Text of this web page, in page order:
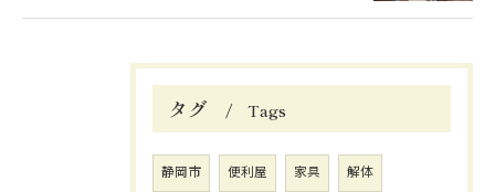
タグ Tags
静岡市 便利屋 家具 解体